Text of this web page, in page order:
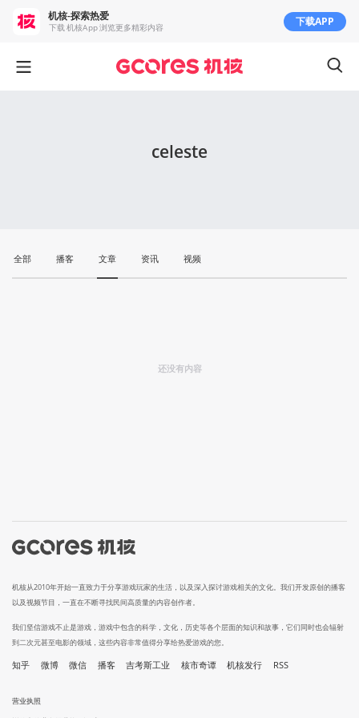
celeste
全部 播客 文章 资讯 视频
还没有内容
机核从2010年开始一直致力于分享游戏玩家的生活，以及深入探讨游戏相关的文化。我们开发原创的播客
以及视频节目，一直在不断寻找民间高质量的内容创作者。
我们坚信游戏不止是游戏，游戏中包含的科学，文化，历史等各个层面的知识和故事，它们同时也会辐射
到二次元甚至电影的领域，这些内容非常值得分享给热爱游戏的您。
知乎 微博 微信 播客 吉考斯工业 核市奇谭 机核发行 RSS
营业执照
机核-探索热爱
下载 机核App 浏览更多精彩内容 下载APP